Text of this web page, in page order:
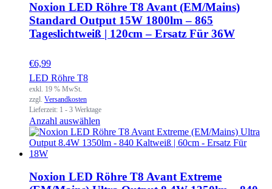
Noxion LED Röhre T8 Avant (EM/Mains)
Standard Output 15W 1800lm – 865
Tageslichtweiß | 120cm – Ersatz Für 36W
€6,99
LED Röhre T8
exkl. 19 % MwSt.
zzgl. Versandkosten
Lieferzeit: 1 - 3 Werktage
Anzahl auswählen
Noxion LED Röhre T8 Avant Extreme